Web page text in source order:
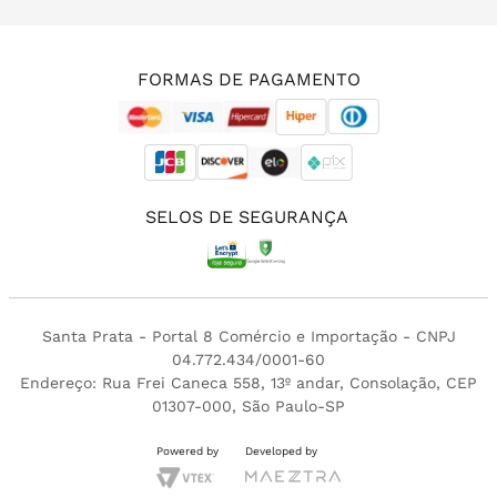
FORMAS DE PAGAMENTO
SELOS DE SEGURANÇA
Santa Prata - Portal 8 Comércio e Importação - CNPJ
04.772.434/0001-60
Endereço: Rua Frei Caneca 558, 13º andar, Consolação, CEP
01307-000, São Paulo-SP
Powered by Developed by